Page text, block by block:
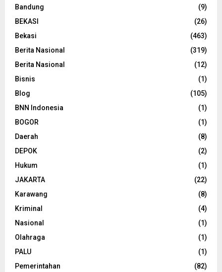
Bandung
(9)
BEKASI
(26)
Bekasi
(463)
Berita Nasional
(319)
Berita Nasional
(12)
Bisnis
(1)
Blog
(105)
BNN Indonesia
(1)
BOGOR
(1)
Daerah
(8)
DEPOK
(2)
Hukum
(1)
JAKARTA
(22)
Karawang
(8)
Kriminal
(4)
Nasional
(1)
Olahraga
(1)
PALU
(1)
Pemerintahan
(82)